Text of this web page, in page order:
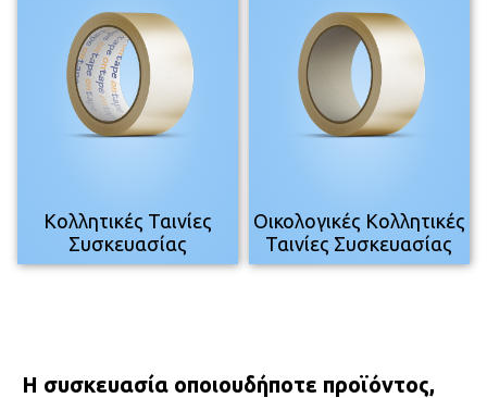
Κολλητικές Ταινίες
Συσκευασίας
Oικολογικές Κολλητικές
Ταινίες Συσκευασίας
Η συσκευασία οποιουδήποτε προϊόντος,